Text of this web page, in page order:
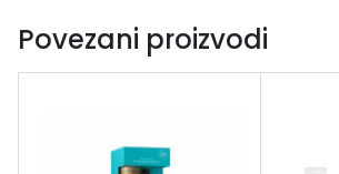
Povezani proizvodi